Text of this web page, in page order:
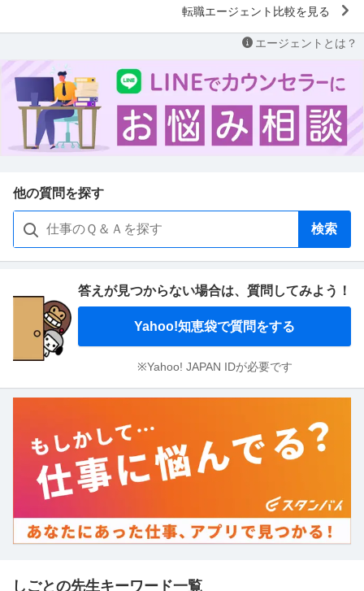
転職エージェント比較を見る
エージェントとは？
他の質問を探す
検索
答えが見つからない場合は、 質問してみよう！
Yahoo!知恵袋で質問をする
※Yahoo! JAPAN IDが必要です
しごとの先生キーワード一覧